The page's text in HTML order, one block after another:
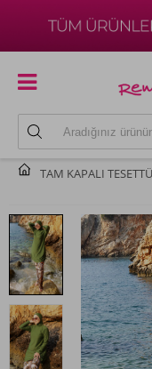
TAM KAPALI